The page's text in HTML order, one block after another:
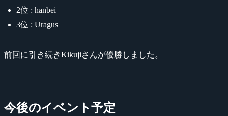
2位 : hanbei
3位 : Uragus
前回に引き続きKikujiさんが優勝しました。
今後のイベント予定